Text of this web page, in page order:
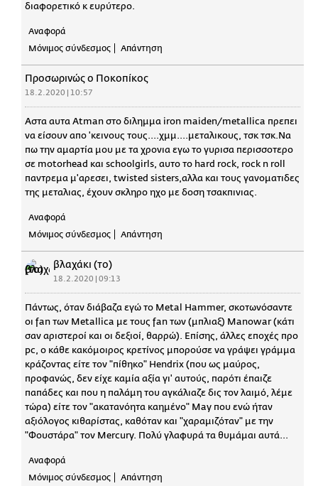
διαφορετικό κ ευρύτερο.
Αναφορά
Μόνιμος σύνδεσμος
Απάντηση
Προσωρινώς ο Ποκοπίκος
18.2.2020 | 10:57
Αστα αυτα Atman στο διλημμα iron maiden/metallica πρεπει
να είσουν απο 'κεινους τους....χμμ....μεταλικους, τσκ τσκ.Να
πω την αμαρτία μου με τα χρονια εγω το γυρισα περισσοτερο
σε motorhead και schoolgirls, αυτο το hard rock, rock n roll
παντρεμα μ'αρεσει, twisted sisters,αλλα και τους γανοματιδες
της μεταλιας, έχουν σκληρο ηχο με δοση τσακπινιας.
Αναφορά
Μόνιμος σύνδεσμος
Απάντηση
βλαχάκι (το)
18.2.2020 | 09:13
Πάντως, όταν διάβαζα εγώ το Μetal Hammer, σκοτωνόσαντε
οι fan των Metallica με τους fan των (μπλιαξ) Manowar (κάτι
σαν αριστεροί και οι δεξιοί, θαρρώ). Επίσης, άλλες εποχές προ
pc, ο κάθε κακόμοιρος κρετίνος μπορούσε να γράψει γράμμα
κράζοντας είτε τον "πίθηκο" Hendrix (που ως μαύρος,
προφανώς, δεν είχε καμία αξία γι' αυτούς, παρότι έπαιζε
παπάδες και που η παλάμη του αγκάλιαζε δις τον λαιμό, λέμε
τώρα) είτε τον "ακατανόητα καημένο" May που ενώ ήταν
αξιόλογος κιθαρίστας, καθόταν και "χαραμιζόταν" με την
"Φουστάρα" τον Mercury. Πολύ γλαφυρά τα θυμάμαι αυτά...
Αναφορά
Μόνιμος σύνδεσμος
Απάντηση